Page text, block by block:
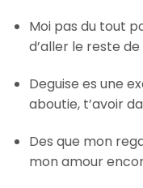
Moi pas du tout
d’aller le reste
Deguise es une
aboutie, t’avoir
Des que mon
mon amour